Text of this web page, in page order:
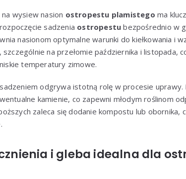
wysiew nasion ostropestu plamistego ma
sadzenia ostropestu bezpośrednio w
nasionom optymalne warunki do kiełkowania i
na przełomie października i listopada,
temperatury zimowe.
odgrywa istotną rolę w procesie uprawy.
kamienie, co zapewni młodym roślinom
zaleca się dodanie kompostu lub obornika,
i gleba idealna dla